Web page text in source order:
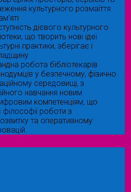
культурного розмаїття
дієвого культурного
що творить нові ідеї
практики, зберігає і
робота бібліотекарів
у безпечному, фізично
середовищі, з
навчання новим
компетенціям, що
роботи з
та оперативному